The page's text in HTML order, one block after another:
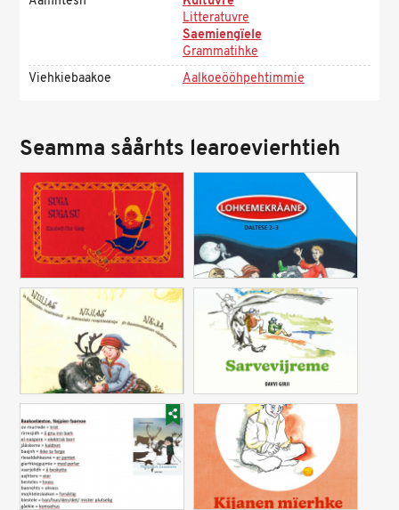
Litteratuvre
Saemiengïele
Grammatihke
Viehkiebaakoe
Aalkoeööhpehtimmie
Seamma såårhts learoevierhtieh